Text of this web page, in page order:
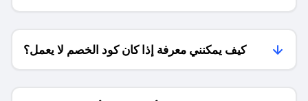
الشحن ؟
كيف يمكنني معرفة إذا كان كود الخصم لا يعمل؟